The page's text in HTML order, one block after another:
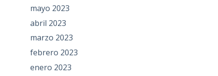
mayo 2023
abril 2023
marzo 2023
febrero 2023
enero 2023